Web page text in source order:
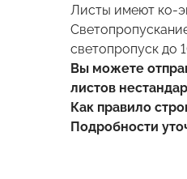
Листы имеют ко-
светопропуск до
Вы можете
листов
Как правило
Подробности